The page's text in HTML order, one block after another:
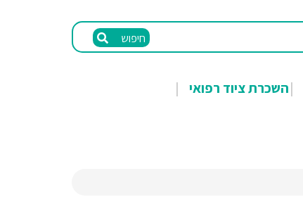
חיפוש
השכרת ציוד רפואי